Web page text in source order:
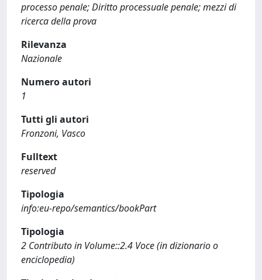
processo penale; Diritto processuale penale; mezzi di
ricerca della prova
Rilevanza
Nazionale
Numero autori
1
Tutti gli autori
Fronzoni, Vasco
Fulltext
reserved
Tipologia
info:eu-repo/semantics/bookPart
Tipologia
2 Contributo in Volume::2.4 Voce (in dizionario o
enciclopedia)